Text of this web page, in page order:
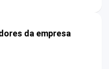
da empresa